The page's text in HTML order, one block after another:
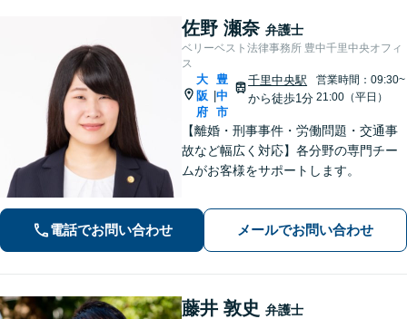
佐野 瀬奈 弁護士
ベリーベスト法律事務所 豊中千里中央オフィ
ス
大
阪
府
|
豊
中
市
千里中央駅
から徒歩1分
営業時間：09:30~
21:00（平日）
【離婚・刑事事件・労働問題・交通事
故など幅広く対応】各分野の専門チー
ムがお客様をサポートします。
電話でお問い合わせ メールでお問い合わせ
藤井 敦史 弁護士